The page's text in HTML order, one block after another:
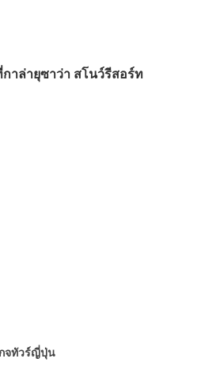
าล่ายุซาว่า สโนว์รีสอร์ท
จทัวร์ญี่ปุ่น